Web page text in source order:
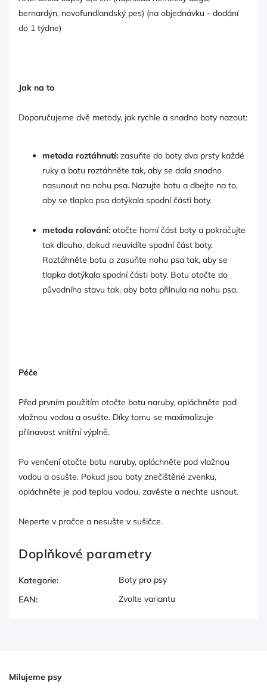
bernardýn, novofundlandský pes) (na objednávku - dodání
do 1 týdne)
Jak na to
Doporučujeme dvě metody, jak rychle a snadno boty nazout:
metoda roztáhnutí: zasuňte do boty dva prsty každé
ruky a botu roztáhněte tak, aby se dala snadno
nasunout na nohu psa. Nazujte botu a dbejte na to,
aby se tlapka psa dotýkala spodní části boty.
metoda rolování: otočte horní část boty a pokračujte
tak dlouho, dokud neuvidíte spodní část boty.
Roztáhněte botu a zasuňte nohu psa tak, aby se
tlapka dotýkala spodní části boty. Botu otočte do
původního stavu tak, aby bota přilnula na nohu psa.
Péče
Před prvním použitím otočte botu naruby, opláchněte pod
vlažnou vodou a osušte. Díky tomu se maximalizuje
přilnavost vnitřní výplně.
Po venčení otočte botu naruby, opláchněte pod vlažnou
vodou a osušte. Pokud jsou boty znečištěné zvenku,
opláchněte je pod teplou vodou, zavěste a nechte usnout.
Neperte v pračce a nesušte v sušičce.
Doplňkové parametry
Kategorie:
Boty pro psy
EAN: Zvolte variantu
Milujeme psy